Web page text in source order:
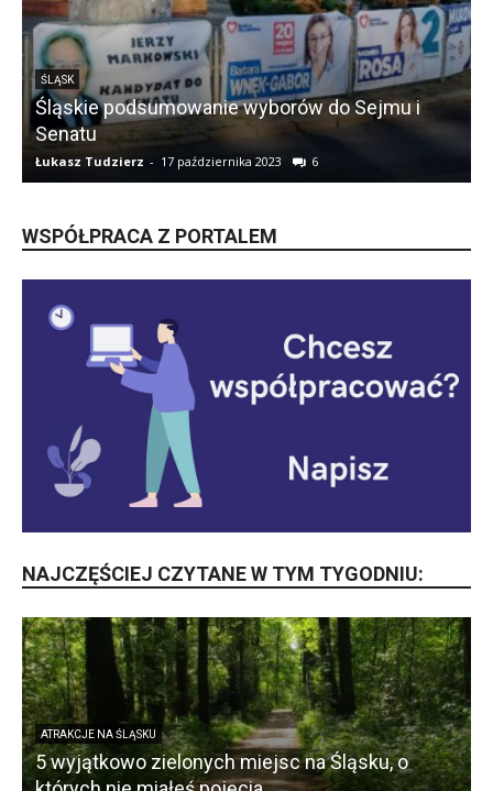
ŚLĄSK
Śląskie podsumowanie wyborów do Sejmu i
Senatu
Łukasz Tudzierz - 17 października 2023 6
WSPÓŁPRACA Z PORTALEM
NAJCZĘŚCIEJ CZYTANE W TYM TYGODNIU:
ATRAKCJE NA ŚLĄSKU
5 wyjątkowo zielonych miejsc na Śląsku, o